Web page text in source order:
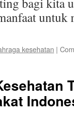
kesehatan |